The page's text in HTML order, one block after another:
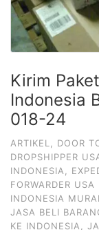
Kirim
Indonesia
018-24
ARTIKEL DOOR
DROPSHIPPER
INDONESIA
FORWARDER USA
INDONESIA
JASA BELI
KE INDONESIA